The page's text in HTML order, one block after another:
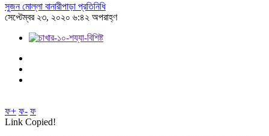
সুজন মোল্লা বানারীপাড়া প্রতিনিধি
সেপ্টেম্বর ২৩, ২০২০ ৬:৪২ অপরাহ্ণ
ফ+ ফ- ফ
Link Copied!